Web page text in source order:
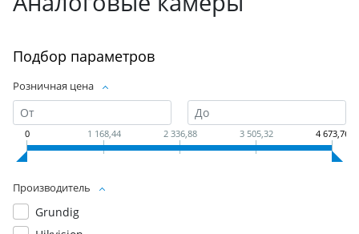
Подбор параметров
Розничная цена
0 1 168,44 2 336,88 3 505,32 4 673,76
Производитель
Grundig